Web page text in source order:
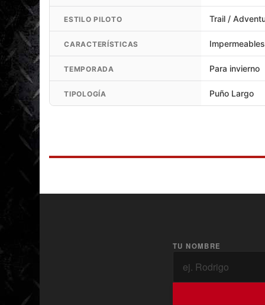
ESTILO PILOTO Trail /
CARACTERÍSTICAS Impermeables
TEMPORADA Para invierno
TIPOLOGÍA Puño Largo
TU NOMBRE